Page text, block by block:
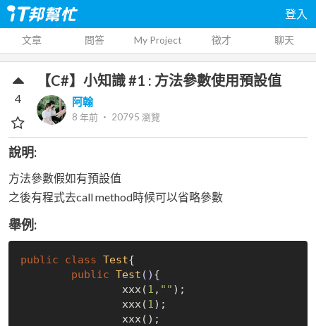
登入
文章 問答 My Project 徵才 聊天
【C#】小知識 #1 : 方法參數使用預設值
阿翰
8 年前 ‧ 20795 瀏覽
4
說明:
方法參數假如有預設值
之後有程式去call method時候可以省略參數
舉例:
public class Test{
public Test () {
		xxx(
1 , "" );
		xxx(
1 );